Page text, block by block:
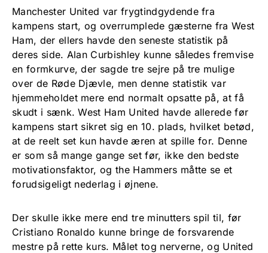
Manchester United var frygtindgydende fra
kampens start, og overrumplede gæsterne fra West
Ham, der ellers havde den seneste statistik på
deres side. Alan Curbishley kunne således fremvise
en formkurve, der sagde tre sejre på tre mulige
over de Røde Djævle, men denne statistik var
hjemmeholdet mere end normalt opsatte på, at få
skudt i sænk. West Ham United havde allerede før
kampens start sikret sig en 10. plads, hvilket betød,
at de reelt set kun havde æren at spille for. Denne
er som så mange gange set før, ikke den bedste
motivationsfaktor, og the Hammers måtte se et
forudsigeligt nederlag i øjnene.
Der skulle ikke mere end tre minutters spil til, før
Cristiano Ronaldo kunne bringe de forsvarende
mestre på rette kurs. Målet tog nerverne, og United